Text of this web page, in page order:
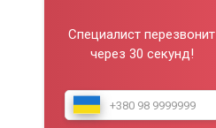
Специалист перезвонит
через 30 секунд!